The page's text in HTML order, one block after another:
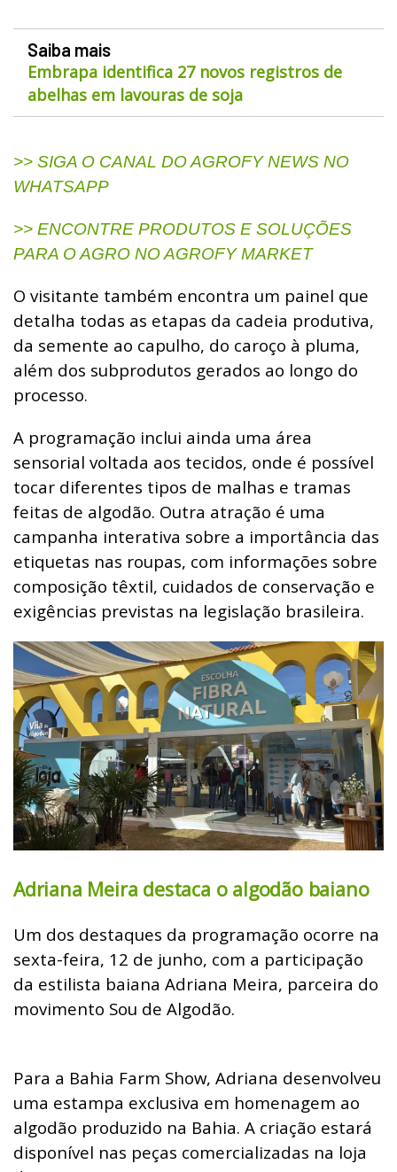
Saiba mais
Embrapa identifica 27 novos registros de
abelhas em lavouras de soja
>> SIGA O CANAL DO AGROFY NEWS NO
WHATSAPP
>> ENCONTRE PRODUTOS E SOLUÇÕES
PARA O AGRO NO AGROFY MARKET
O visitante também encontra um painel que
detalha todas as etapas da cadeia produtiva,
da semente ao capulho, do caroço à pluma,
além dos subprodutos gerados ao longo do
processo.
A programação inclui ainda uma área
sensorial voltada aos tecidos, onde é possível
tocar diferentes tipos de malhas e tramas
feitas de algodão. Outra atração é uma
campanha interativa sobre a importância das
etiquetas nas roupas, com informações sobre
composição têxtil, cuidados de conservação e
exigências previstas na legislação brasileira.
Adriana Meira destaca o algodão baiano
Um dos destaques da programação ocorre na
sexta-feira, 12 de junho, com a participação
da estilista baiana Adriana Meira, parceira do
movimento Sou de Algodão.
Para a Bahia Farm Show, Adriana desenvolveu
uma estampa exclusiva em homenagem ao
algodão produzido na Bahia. A criação estará
disponível nas peças comercializadas na loja